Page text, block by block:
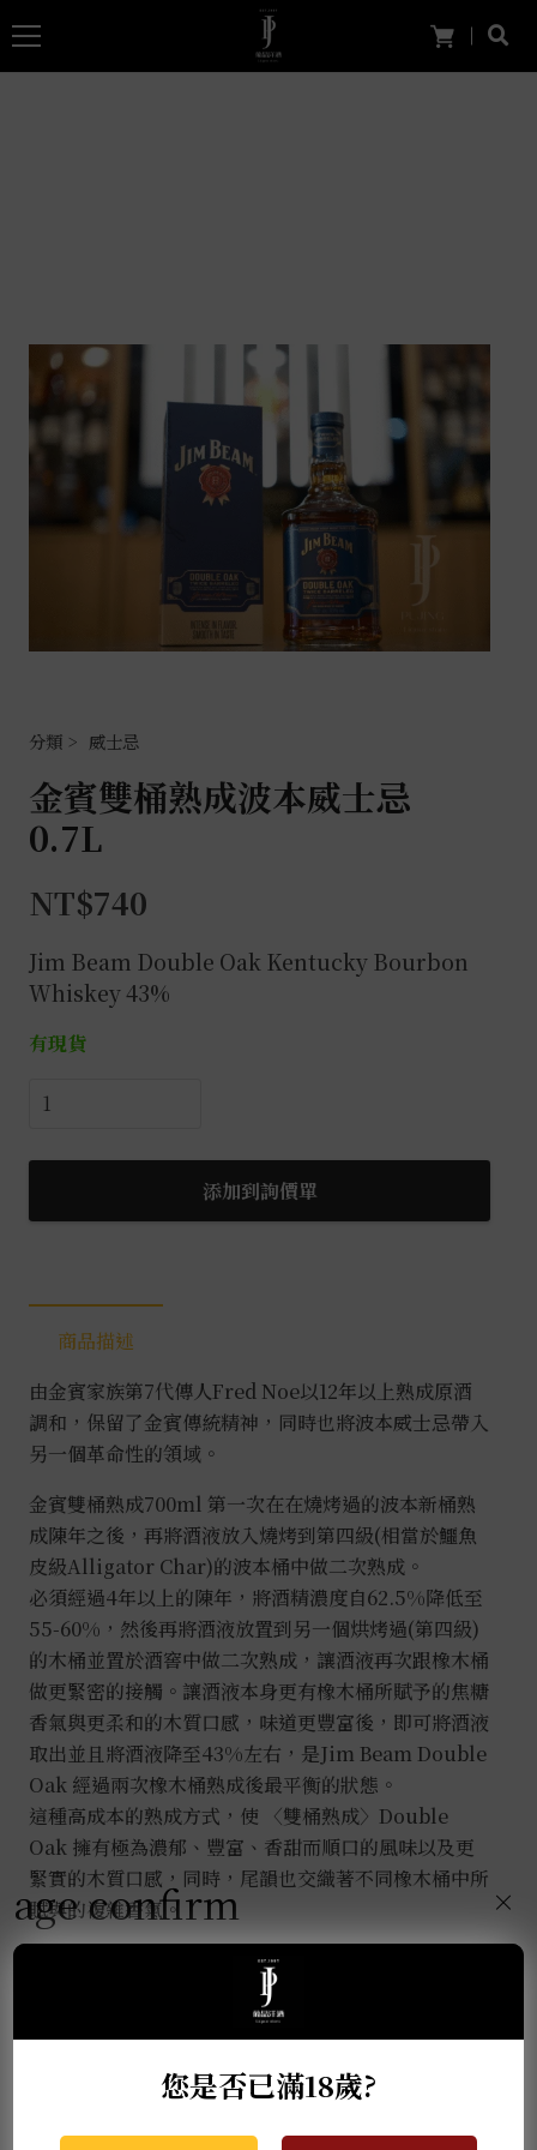
威士忌
金賓雙桶熟成波本威士忌
0.7L
NT$740
Jim Beam Double Oak Kentucky Bourbon
Whiskey 43%
有現貨
金
雙
熟
本
忌
0.7L
數
量
添加到詢價單
商品描述
由金賓家族第7代傳人Fred Noe以12年以上熟成原酒
調和，保留了金賓傳統精神，同時也將波本威士忌帶入
另一個革命性的領域。
金賓雙桶熟成700ml 第一次在在燒烤過的波本新桶熟
成陳年之後，再將酒液放入燒烤到第四級(相當於鱷魚
皮級Alligator Char)的波本桶中做二次熟成。
必須經過4年以上的陳年，將酒精濃度自62.5%降低至
55-60%，然後再將酒液放置到另一個烘烤過(第四級)
的木桶並置於酒窖中做二次熟成，讓酒液再次跟橡木桶
做更緊密的接觸。讓酒液本身更有橡木桶所賦予的焦糖
香氣與更柔和的木質口感，味道更豐富後，即可將酒液
取出並且將酒液降至43%左右，是Jim Beam Double
Oak 經過兩次橡木桶熟成後最平衡的狀態。
這種高成本的熟成方式，使 〈雙桶熟成〉Double
Oak 擁有極為濃郁、豐富、香甜而順口的風味以及更
緊實的木質口感，同時，尾韻也交織著不同橡木桶中所
賦與的複雜香氣。
香氣:飽滿的焦糖與香草香氣,與柔和的木質口感
口感:香甜順口及緊實的木質口感
餘韻:帶有不同香木桶所交織成的複?香氣
age confirm
您是否已滿18歲?
×